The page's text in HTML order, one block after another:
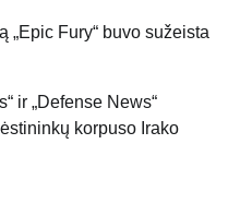
„Epic Fury“ buvo sužeista
ir „Defense News“
korpuso Irako